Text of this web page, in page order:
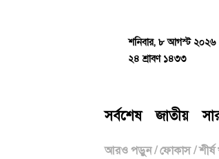
শনিবার, ৮ আগস্ট ২০২৬
২৪ শ্রাবণ ১৪৩৩
সর্বশেষ জাতীয়
আরও পড়ুন / ফোকাস /